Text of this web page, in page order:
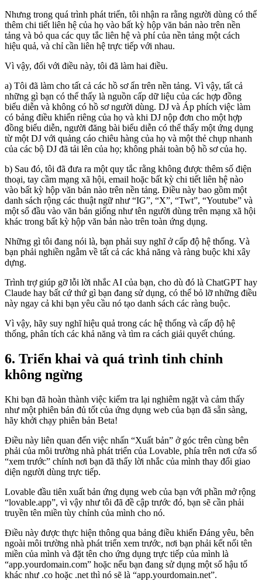
Nhưng trong quá trình phát triển, tôi nhận ra rằng người dùng có thể
thêm chi tiết liên hệ của họ vào bất kỳ hộp văn bản nào trên nền
tảng và bỏ qua các quy tắc liên hệ và phí của nền tảng một cách
hiệu quả, và chỉ cần liên hệ trực tiếp với nhau.
Vì vậy, đối với điều này, tôi đã làm hai điều.
a) Tôi đã làm cho tất cả các hồ sơ ẩn trên nền tảng. Vì vậy, tất cả
những gì bạn có thể thấy là nguồn cấp dữ liệu của các hợp đồng
biểu diễn và không có hồ sơ người dùng. DJ và Áp phích việc làm
có bảng điều khiển riêng của họ và khi DJ nộp đơn cho một hợp
đồng biểu diễn, người đăng bài biểu diễn có thể thấy một ứng dụng
từ một DJ với quảng cáo chiêu hàng của họ và một thẻ chụp nhanh
của các bộ DJ đã tải lên của họ; không phải toàn bộ hồ sơ của họ.
b) Sau đó, tôi đã đưa ra một quy tắc rằng không được thêm số điện
thoại, tay cầm mạng xã hội, email hoặc bất kỳ chi tiết liên hệ nào
vào bất kỳ hộp văn bản nào trên nền tảng. Điều này bao gồm một
danh sách rộng các thuật ngữ như “IG”, “X”, “Twt”, “Youtube” và
một số đầu vào văn bản giống như tên người dùng trên mạng xã hội
khác trong bất kỳ hộp văn bản nào trên toàn ứng dụng.
Những gì tôi đang nói là, bạn phải suy nghĩ ở cấp độ hệ thống. Và
bạn phải nghiền ngẫm về tất cả các khả năng và ràng buộc khi xây
dựng.
Trình trợ giúp gỡ lỗi lời nhắc AI của bạn, cho dù đó là ChatGPT hay
Claude hay bất cứ thứ gì bạn đang sử dụng, có thể bỏ lỡ những điều
này ngay cả khi bạn yêu cầu nó tạo danh sách các ràng buộc.
Vì vậy, hãy suy nghĩ hiệu quả trong các hệ thống và cấp độ hệ
thống, phân tích các khả năng và tìm ra cách giải quyết chúng.
6. Triển khai và quá trình tinh chỉnh
không ngừng
Khi bạn đã hoàn thành việc kiểm tra lại nghiêm ngặt và cảm thấy
như một phiên bản đủ tốt của ứng dụng web của bạn đã sẵn sàng,
hãy khởi chạy phiên bản Beta!
Điều này liên quan đến việc nhấn “Xuất bản” ở góc trên cùng bên
phải của môi trường nhà phát triển của Lovable, phía trên nơi cửa sổ
“xem trước” chính nơi bạn đã thấy lời nhắc của mình thay đổi giao
diện người dùng trực tiếp.
Lovable đầu tiên xuất bản ứng dụng web của bạn với phần mở rộng
“lovable.app”, vì vậy như tôi đã đề cập trước đó, bạn sẽ cần phải
truyền tên miền tùy chỉnh của mình cho nó.
Điều này được thực hiện thông qua bảng điều khiển Đáng yêu, bên
ngoài môi trường nhà phát triển xem trước, nơi bạn phải kết nối tên
miền của mình và đặt tên cho ứng dụng trực tiếp của mình là
“app.yourdomain.com” hoặc nếu bạn đang sử dụng một số hậu tố
khác như .co hoặc .net thì nó sẽ là “app.yourdomain.net”.